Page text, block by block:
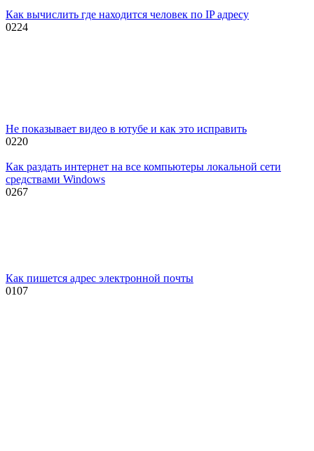
Как вычислить где находится человек по IP адресу
0224
Не показывает видео в ютубе и как это исправить
0220
Как раздать интернет на все компьютеры локальной сети
средствами Windows
0267
Как пишется адрес электронной почты
0107